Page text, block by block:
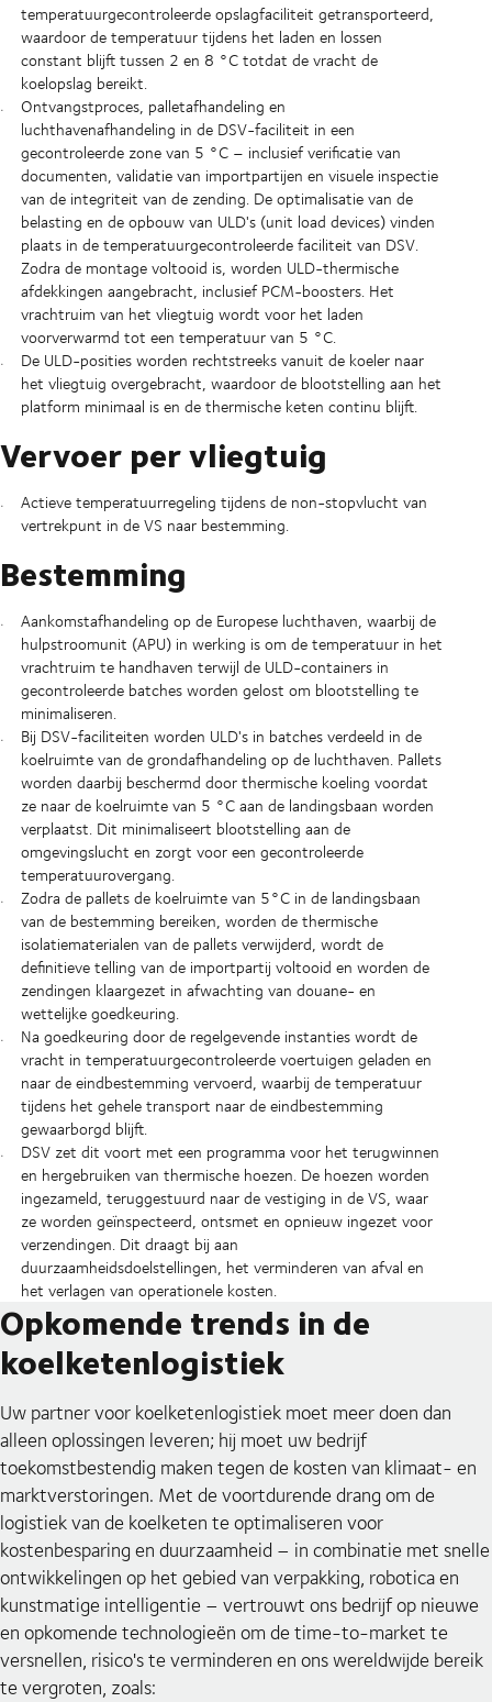
temperatuurgecontroleerde opslagfaciliteit getransporteerd,
waardoor de temperatuur tijdens het laden en lossen
constant blijft tussen 2 en 8 °C totdat de vracht de
koelopslag bereikt.
Ontvangstproces, palletafhandeling en
luchthavenafhandeling in de DSV-faciliteit in een
gecontroleerde zone van 5 °C – inclusief verificatie van
documenten, validatie van importpartijen en visuele inspectie
van de integriteit van de zending. De optimalisatie van de
belasting en de opbouw van ULD's (unit load devices) vinden
plaats in de temperatuurgecontroleerde faciliteit van DSV.
Zodra de montage voltooid is, worden ULD-thermische
afdekkingen aangebracht, inclusief PCM-boosters. Het
vrachtruim van het vliegtuig wordt voor het laden
voorverwarmd tot een temperatuur van 5 °C.
De ULD-posities worden rechtstreeks vanuit de koeler naar
het vliegtuig overgebracht, waardoor de blootstelling aan het
platform minimaal is en de thermische keten continu blijft.
Vervoer per vliegtuig
Actieve temperatuurregeling tijdens de non-stopvlucht van
vertrekpunt in de VS naar bestemming.
Bestemming
Aankomstafhandeling op de Europese luchthaven, waarbij de
hulpstroomunit (APU) in werking is om de temperatuur in het
vrachtruim te handhaven terwijl de ULD-containers in
gecontroleerde batches worden gelost om blootstelling te
minimaliseren.
Bij DSV-faciliteiten worden ULD's in batches verdeeld in de
koelruimte van de grondafhandeling op de luchthaven. Pallets
worden daarbij beschermd door thermische koeling voordat
ze naar de koelruimte van 5 °C aan de landingsbaan worden
verplaatst. Dit minimaliseert blootstelling aan de
omgevingslucht en zorgt voor een gecontroleerde
temperatuurovergang.
Zodra de pallets de koelruimte van 5°C in de landingsbaan
van de bestemming bereiken, worden de thermische
isolatiematerialen van de pallets verwijderd, wordt de
definitieve telling van de importpartij voltooid en worden de
zendingen klaargezet in afwachting van douane- en
wettelijke goedkeuring.
Na goedkeuring door de regelgevende instanties wordt de
vracht in temperatuurgecontroleerde voertuigen geladen en
naar de eindbestemming vervoerd, waarbij de temperatuur
tijdens het gehele transport naar de eindbestemming
gewaarborgd blijft.
DSV zet dit voort met een programma voor het terugwinnen
en hergebruiken van thermische hoezen. De hoezen worden
ingezameld, teruggestuurd naar de vestiging in de VS, waar
ze worden geïnspecteerd, ontsmet en opnieuw ingezet voor
verzendingen. Dit draagt bij aan
duurzaamheidsdoelstellingen, het verminderen van afval en
het verlagen van operationele kosten.
Opkomende trends in de
koelketenlogistiek
Uw partner voor koelketenlogistiek moet meer doen dan
alleen oplossingen leveren; hij moet uw bedrijf
toekomstbestendig maken tegen de kosten van klimaat- en
marktverstoringen. Met de voortdurende drang om de
logistiek van de koelketen te optimaliseren voor
kostenbesparing en duurzaamheid – in combinatie met snelle
ontwikkelingen op het gebied van verpakking, robotica en
kunstmatige intelligentie – vertrouwt ons bedrijf op nieuwe
en opkomende technologieën om de time-to-market te
versnellen, risico's te verminderen en ons wereldwijde bereik
te vergroten, zoals: